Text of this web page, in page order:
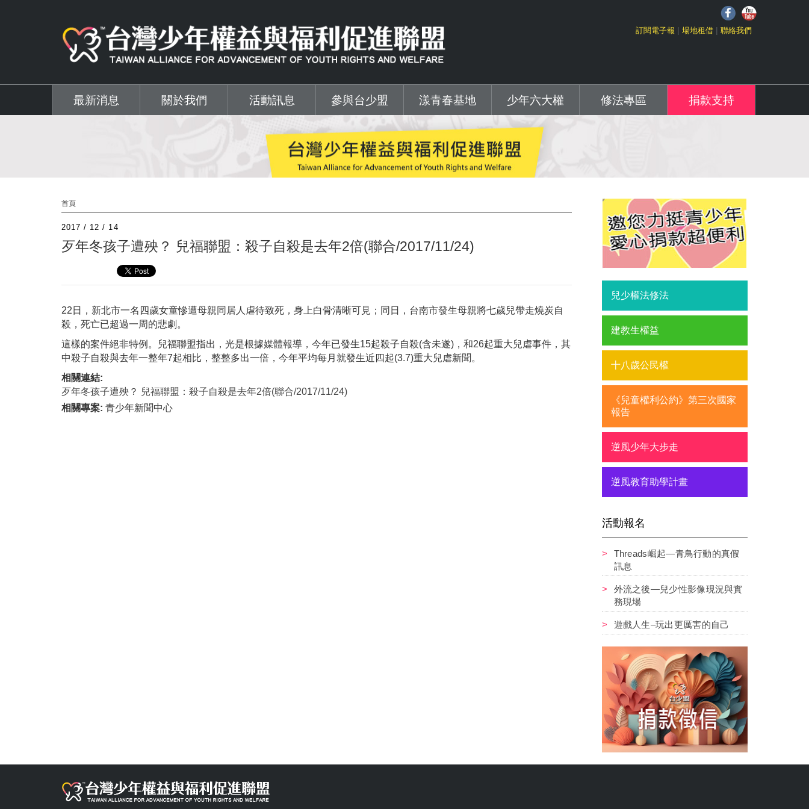
訂閱電子報 場地租借 聯絡我們
最新消息 關於我們 活動訊息 參與台少盟 漾青春基地 少年六大權 修法專區 捐款支持
首頁
2017 / 12 / 14
歹年冬孩子遭殃？ 兒福聯盟：殺子自殺是去年2倍(聯合/2017/11/24)
22日，新北市一名四歲女童慘遭母親同居人虐待致死，身上白骨清晰可見；同日，台南市發生母親將七歲兒帶走燒炭自
殺，死亡已超過一周的悲劇。
這樣的案件絕非特例。兒福聯盟指出，光是根據媒體報導，今年已發生15起殺子自殺(含未遂)，和26起重大兒虐事件，其
中殺子自殺與去年一整年7起相比，整整多出一倍，今年平均每月就發生近四起(3.7)重大兒虐新聞。
相關連結:
歹年冬孩子遭殃？ 兒福聯盟：殺子自殺是去年2倍(聯合/2017/11/24)
相關專案: 青少年新聞中心
兒少權法修法
建教生權益
十八歲公民權
《兒童權利公約》第三次國家
報告
逆風少年大步走
逆風教育助學計畫
活動報名
Threads崛起—青鳥行動的真假
訊息
外流之後—兒少性影像現況與實
務現場
遊戲人生–玩出更厲害的自己